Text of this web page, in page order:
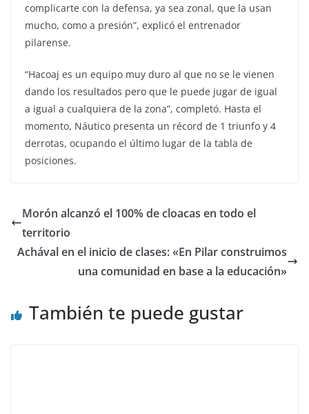
complicarte con la defensa, ya sea zonal, que la usan
mucho, como a presión”, explicó el entrenador
pilarense.
“Hacoaj es un equipo muy duro al que no se le vienen
dando los resultados pero que le puede jugar de igual
a igual a cualquiera de la zona”, completó. Hasta el
momento, Náutico presenta un récord de 1 triunfo y 4
derrotas, ocupando el último lugar de la tabla de
posiciones.
Morón alcanzó el 100% de cloacas en todo el
territorio
Achával en el inicio de clases: «En Pilar construimos
una comunidad en base a la educación»
También te puede gustar